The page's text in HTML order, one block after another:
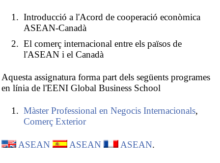
Introducció a l'Acord de cooperació econòmica
ASEAN-Canadà
El comerç internacional entre els països de
l'ASEAN i el Canadà
Aquesta assignatura forma part dels següents programes
en línia de l'EENI Global Business School
Màster Professional en Negocis Internacionals,
Comerç Exterior
ASEAN ASEAN ASEAN.